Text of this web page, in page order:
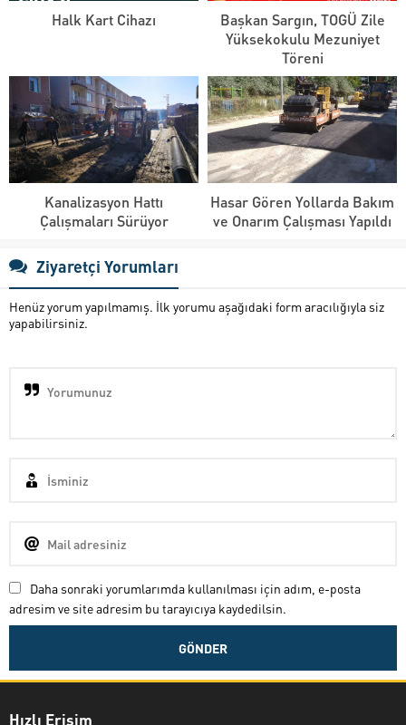
Halk Kart Cihazı
Başkan Sargın, TOGÜ Zile
Yüksekokulu Mezuniyet
Töreni
Kanalizasyon Hattı
Çalışmaları Sürüyor
Hasar Gören Yollarda Bakım
ve Onarım Çalışması Yapıldı
Ziyaretçi Yorumları
Henüz yorum yapılmamış. İlk yorumu aşağıdaki form aracılığıyla siz
yapabilirsiniz.
Daha sonraki yorumlarımda kullanılması için adım, e-posta
adresim ve site adresim bu tarayıcıya kaydedilsin.
Hızlı Erişim